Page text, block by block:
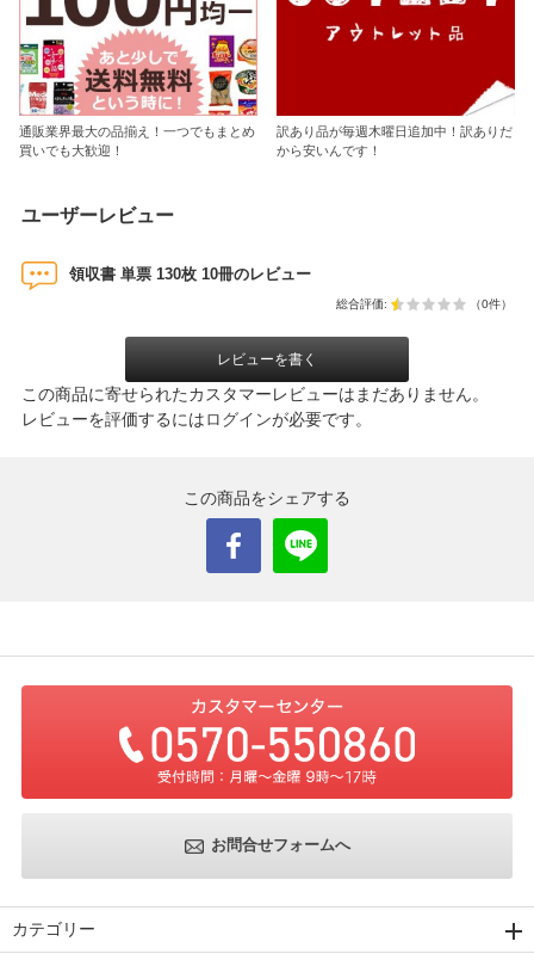
通販業界最大の品揃え！一つでもまとめ
買いでも大歓迎！
訳あり品が毎週木曜日追加中！訳ありだ
から安いんです！
ユーザーレビュー
領収書 単票 130枚 10冊のレビュー
総合評価: （0件）
レビューを書く
この商品に寄せられたカスタマーレビューはまだありません。
レビューを評価するにはログインが必要です。
この商品をシェアする
お問合せフォームへ
カテゴリー